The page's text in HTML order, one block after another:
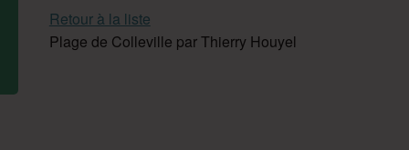
Retour à la liste
Plage de Colleville par Thierry Houyel